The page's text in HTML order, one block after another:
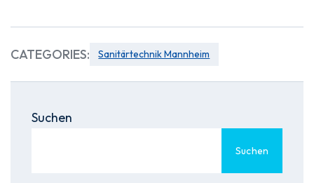
CATEGORIES: Sanitärtechnik Mannheim
Suchen
Suchen